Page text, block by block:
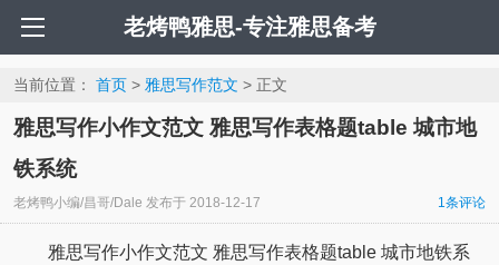
老烤鸭雅思-专注雅思备考
当前位置： 首页> 雅思写作范文 > 正文
雅思写作小作文范文 雅思写作表格题table 城市地
铁系统
老烤鸭小编/昌哥/Dale 发布于 2018-12-17 1条评论
雅思写作小作文范文 雅思写作表格题table 城市地铁系